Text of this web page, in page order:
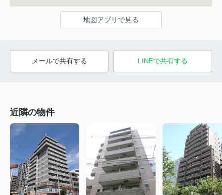
地図アプリで見る
メールで共有する LINEで共有する
近隣の物件